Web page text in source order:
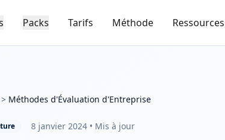
Packs Tarifs Méthode Ressources
> Méthodes d'Évaluation d'Entreprise
8 janvier 2024 • Mis à jour